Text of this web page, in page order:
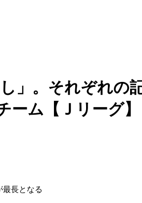
」。それぞれ
ム【Ｊリーグ】
最長となる